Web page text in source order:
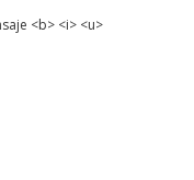
<b> <i> <u>